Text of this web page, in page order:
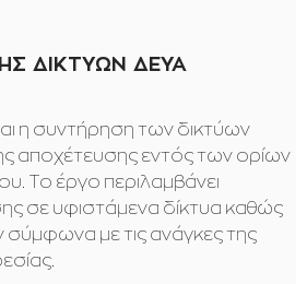
ΔΙΚΤΥΩΝ ΔΕΥΑ
η συντήρηση των δικτύων
αποχέτευσης εντός των ορίων
Το έργο περιλαμβάνει
σε υφιστάμενα δίκτυα καθώς
σύμφωνα με τις ανάγκες της